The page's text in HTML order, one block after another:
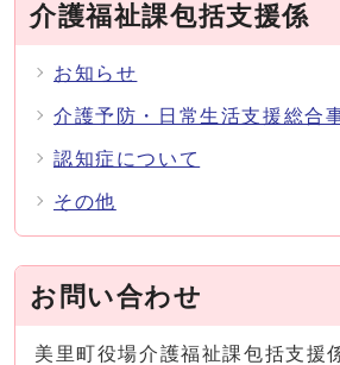
介護福祉課包括支援係
お知らせ
介護予防・日常生活支援総合
認知症について
その他
お問い合わせ
美里町役場介護福祉課包括支援